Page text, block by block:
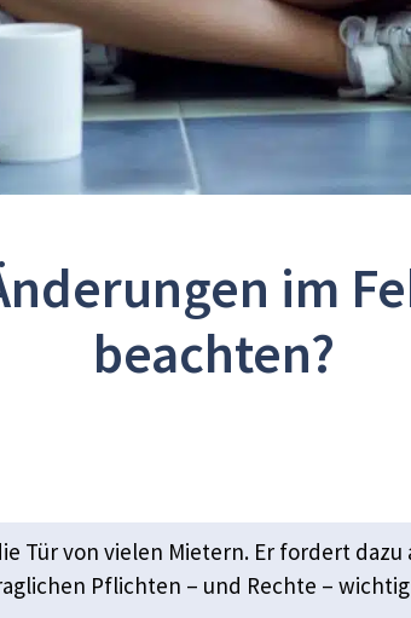
im
beachten?
Tür von vielen Mietern. Er fordert
Pflichten – und Rechte –